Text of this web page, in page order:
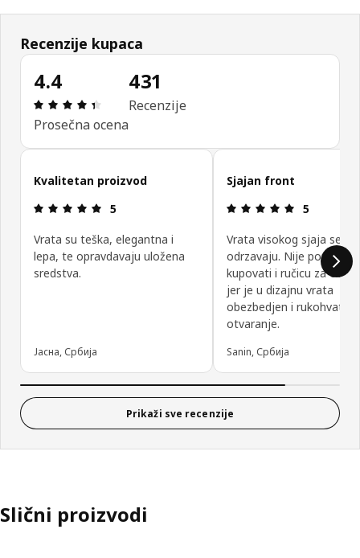
Recenzije kupaca
4.4
Pregled: 4.4 od mogućih 5 zvezdica. Ukupan broj
Prosečna ocena
431
Recenzije
Preskoči recenzije kupaca
Kvalitetan proizvod
Pregled: 5 od mogućih 5 zvezdica.
5
Vrata su teška, elegantna i
lepa, te opravdavaju uložena
sredstva.
Јасна, Србија
Sjajan front
Pregled: 5
5
Vrata visokog sjaja se
odrzavaju. Nije potrebno
kupovati i ručicu za
jer je u dizajnu vrata
obezbedjen i rukohvat za
otvaranje.
Sanin, Србија
Prikaži sve recenzije
Slični proizvodi